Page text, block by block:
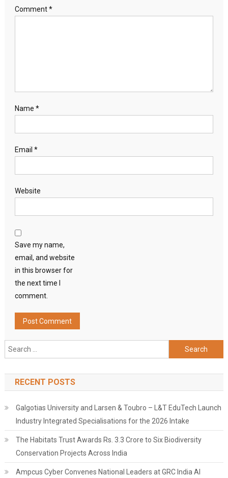
Comment*
Name *
Email *
Website
Save my name,
email, and website
in this browser for
the next time I
comment.
Search
for:
RECENT POSTS
Galgotias University and Larsen & Toubro – L&T EduTech Launch
Industry Integrated Specialisations for the 2026 Intake
The Habitats Trust Awards Rs. 3.3 Crore to Six Biodiversity
Conservation Projects Across India
Ampcus Cyber Convenes National Leaders at GRC India AI